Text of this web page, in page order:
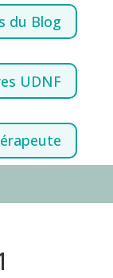
du Blog
UDNF